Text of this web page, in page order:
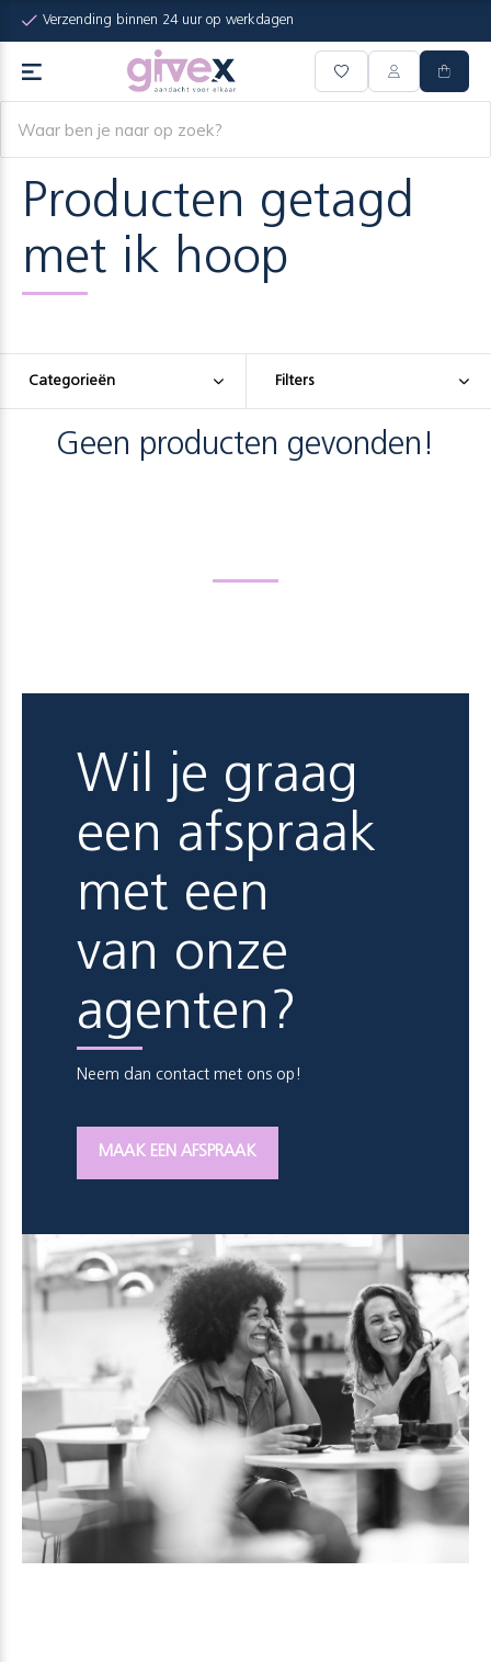
Verzending binnen 24 uur op werkdagen
Producten getagd
met ik hoop
Categorieën Filters
Geen producten gevonden!
Wil je graag
een afspraak
met een
van onze
agenten?
Neem dan contact met ons op!
MAAK EEN AFSPRAAK